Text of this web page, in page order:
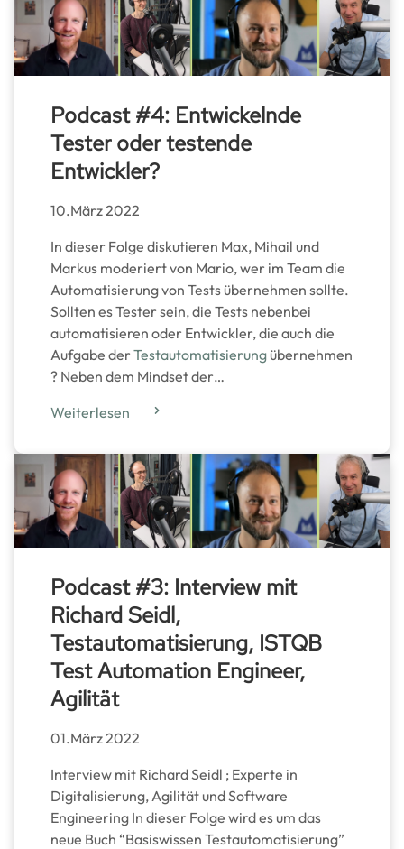
Podcast #4: Entwickelnde
Tester oder testende
Entwickler?
10.März 2022
In dieser Folge diskutieren Max, Mihail und
Markus moderiert von Mario, wer im Team die
Automatisierung von Tests übernehmen sollte.
Sollten es Tester sein, die Tests nebenbei
automatisieren oder Entwickler, die auch die
Aufgabe derTestautomatisierung übernehmen
? Neben dem Mindset der…
Weiterlesen
Podcast #3: Interview mit
Richard Seidl,
Testautomatisierung, ISTQB
Test Automation Engineer,
Agilität
01.März 2022
Interview mit Richard Seidl ; Experte in
Digitalisierung, Agilität und Software
Engineering In dieser Folge wird es um das
neue Buch “Basiswissen Testautomatisierung”